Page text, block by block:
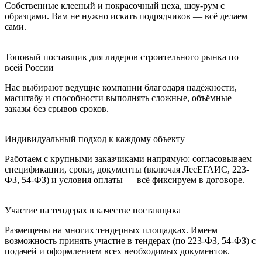
Собственные клееный и покрасочный цеха, шоу-рум с
образцами. Вам не нужно искать подрядчиков — всё делаем
сами.
Топовый поставщик для лидеров строительного рынка по
всей России
Нас выбирают ведущие компании благодаря надёжности,
масштабу и способности выполнять сложные, объёмные
заказы без срывов сроков.
Индивидуальный подход к каждому объекту
Работаем с крупными заказчиками напрямую: согласовываем
спецификации, сроки, документы (включая ЛесЕГАИС, 223-
ФЗ, 54-ФЗ) и условия оплаты — всё фиксируем в договоре.
Участие на тендерах в качестве поставщика
Размещены на многих тендерных площадках. Имеем
возможность принять участие в тендерах (по 223-ФЗ, 54-ФЗ) с
подачей и оформлением всех необходимых документов.